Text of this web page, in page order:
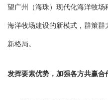
望广州（海珠）现代化海洋牧
海洋牧场建设的新模式，群策
新格局。
发挥要素优势，加强各方共赢合